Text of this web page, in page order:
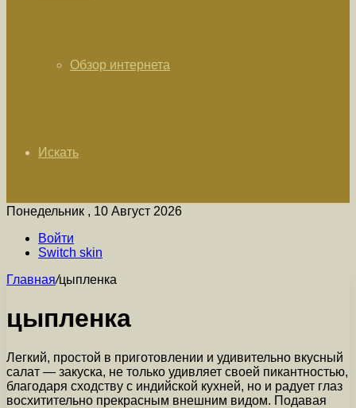
Обзор интернета
Искать
Понедельник , 10 Август 2026
Войти
Switch skin
Главная/цыпленка
цыпленка
Легкий, простой в приготовлении и удивительно вкусный
салат — закуска, не только удивляет своей пикантностью,
благодаря сходству с индийской кухней, но и радует глаз
восхитительно прекрасным внешним видом. Подавая